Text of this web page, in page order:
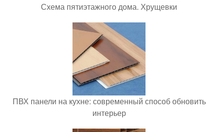
Схема пятиэтажного дома. Хрущевки
ПВХ панели на кухне: современный способ обновить
интерьер